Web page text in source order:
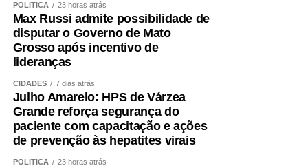
exames cardiometabólicos ajudam a identificar riscos que
o IMC isolado não mostra.
O treinamento de força deve ocupar posição central.
Caminhar é importante, mas pode não ser suficiente para
preservar ou recuperar massa muscular. Exercícios
resistidos, progressivos e individualizados são
fundamentais.
A alimentação também precisa garantir quantidade
POLÍTICA 23 horas atrás
Max Russi admite possibilidade de
disputar o Governo de Mato
Grosso após incentivo de
lideranças
CIDADES 7 dias atrás
Julho Amarelo: HPS de Várzea
Grande reforça segurança do
paciente com capacitação e ações
de prevenção às hepatites virais
POLÍTICA 23 horas atrás